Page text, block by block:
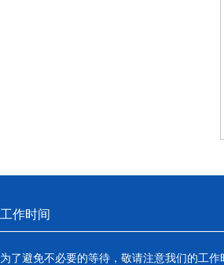
工作时间
为了避免不必要的等待，敬请注意我们的工